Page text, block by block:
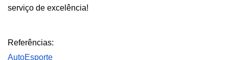
serviço de excelência!
Referências:
AutoEsporte